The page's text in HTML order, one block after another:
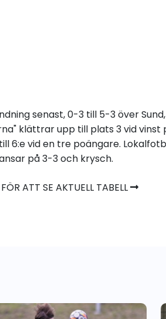
senast, 0-3 till 5-3 över
klättrar upp till plats 3 vid vinst
6:e vid en tre poängare.
på 3-3 och krysch.
ATT SE AKTUELL TABELL